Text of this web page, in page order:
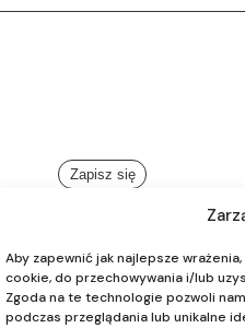
Aby zapewnić jak najlepsze
cookie, do przechowywania i/lub
Zgoda na te technologie pozwoli
podczas przeglądania lub unikalne